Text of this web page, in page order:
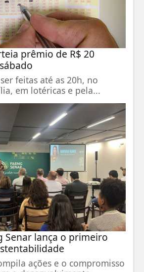
prêmio de R$ 20
feitas até as 20h, no
em lotéricas e pela...
Senar lança o primeiro
ações e o compromisso